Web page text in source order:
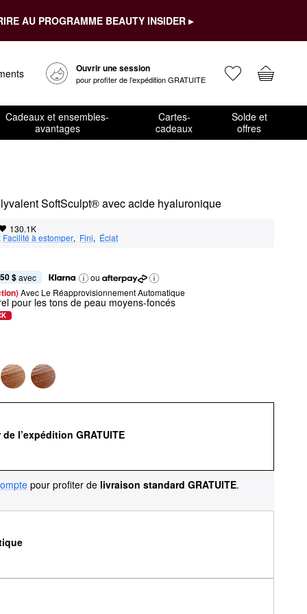
AU PROGRAMME BEAUTY INSIDER ▸
Ouvrir une session
pour profiter de l’expédition GRATUITE
Cadeaux et ensembles-
avantages
Cartes-
cadeaux
Solde et
offres
SoftSculpt® avec acide hyaluronique
130.1K
Facilité à estomper, Fini, Éclat
$ avec
ou
Avec Le Réapprovisionnement Automatique
pour les tons de peau moyens-foncés
l’expédition GRATUITE
pour profiter de livraison standard GRATUITE.